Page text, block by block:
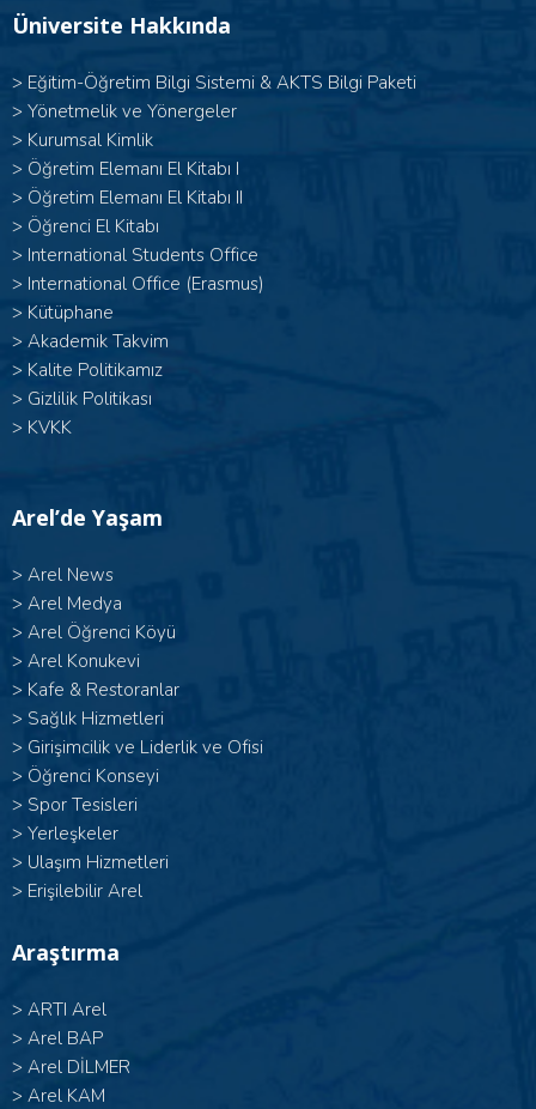
Üniversite Hakkında
> Eğitim-Öğretim Bilgi Sistemi & AKTS Bilgi Paketi
> Yönetmelik ve Yönergeler
> Kurumsal Kimlik
> Öğretim Elemanı El Kitabı I
> Öğretim Elemanı El Kitabı II
> Öğrenci El Kitabı
> International Students Office
> International Office (Erasmus)
> Kütüphane
> Akademik Takvim
> Kalite Politikamız
> Gizlilik Politikası
> KVKK
Arel’de Yaşam
> Arel News
> Arel Medya
> Arel Öğrenci Köyü
> Arel Konukevi
> Kafe & Restoranlar
> Sağlık Hizmetleri
> Girişimcilik ve Liderlik ve Ofisi
> Öğrenci Konseyi
> Spor Tesisleri
> Yerleşkeler
> Ulaşım Hizmetleri
> Erişilebilir Arel
Araştırma
> ARTI Arel
> Arel BAP
> Arel DİLMER
> Arel KAM